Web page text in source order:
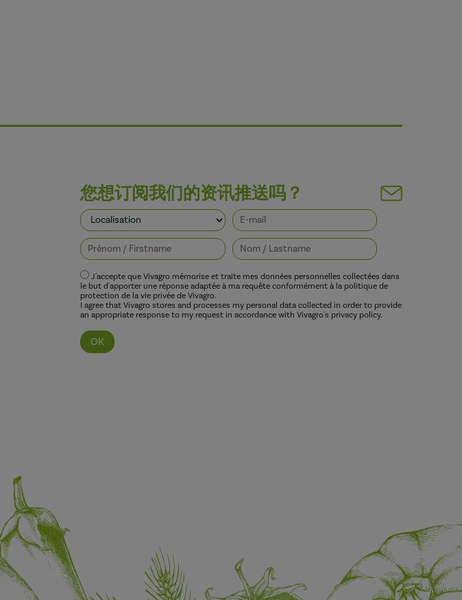
您想订阅我们的资讯推送吗？
J'accepte que Vivagro mémorise et traite mes données personnelles collectées dans
le but d'apporter une réponse adaptée à ma requête conformément à la politique de
protection de la vie privée de Vivagro.
I agree that Vivagro stores and processes my personal data collected in order to provide
an appropriate response to my request in accordance with Vivagro's privacy policy.